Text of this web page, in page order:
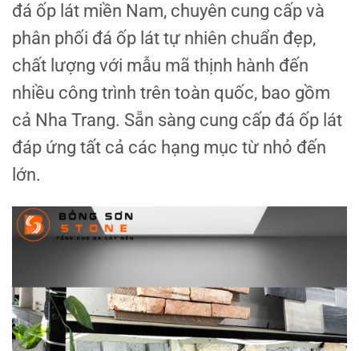
đá ốp lát miền Nam, chuyên cung cấp và
phân phối đá ốp lát tự nhiên chuẩn đẹp,
chất lượng với mẫu mã thịnh hành đến
nhiều công trình trên toàn quốc, bao gồm
cả Nha Trang. Sẵn sàng cung cấp đá ốp lát
đáp ứng tất cả các hạng mục từ nhỏ đến
lớn.